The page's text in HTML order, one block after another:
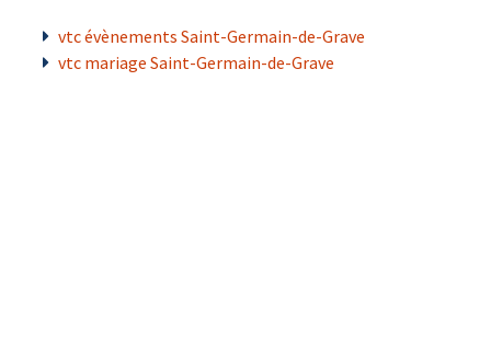
vtc évènements Saint-Germain-de-Grave
vtc mariage Saint-Germain-de-Grave